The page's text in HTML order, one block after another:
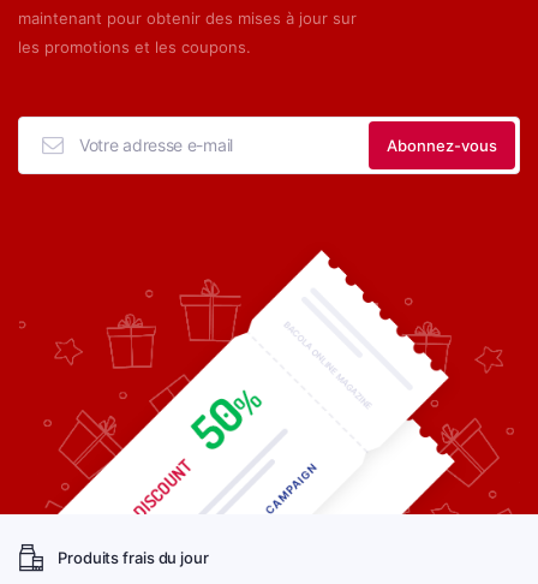
maintenant pour obtenir des mises à jour sur
les promotions et les coupons.
Produits frais du jour